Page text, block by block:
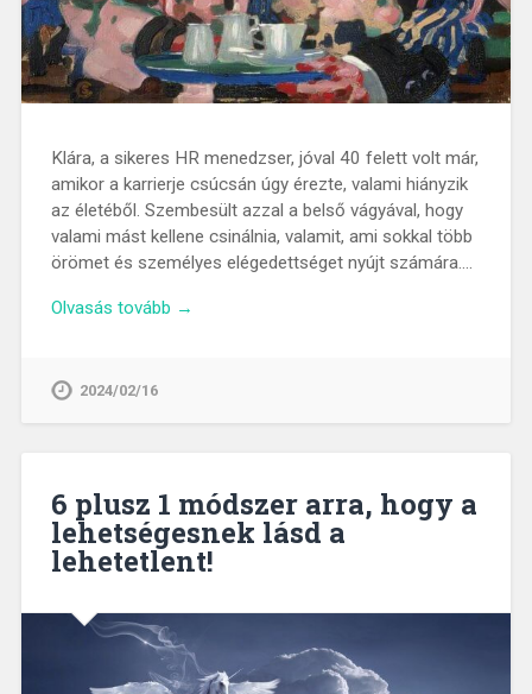
Klára, a sikeres HR menedzser, jóval 40 felett volt már,
amikor a karrierje csúcsán úgy érezte, valami hiányzik
az életéből. Szembesült azzal a belső vágyával, hogy
valami mást kellene csinálnia, valamit, ami sokkal több
örömet és személyes elégedettséget nyújt számára….
Olvasás tovább →
2024/02/16
6 plusz 1 módszer arra, hogy a
lehetségesnek lásd a
lehetetlent!